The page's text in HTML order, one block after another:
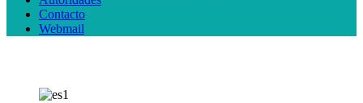
Contacto
Webmail